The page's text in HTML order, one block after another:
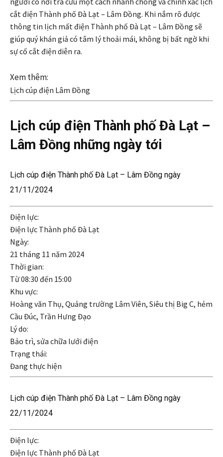
cắt điện Thành phố Đà Lạt – Lâm Đồng. Khi nắm rõ được
thông tin lịch mất điện Thành phố Đà Lạt – Lâm Đồng sẽ
giúp quý khán giả có tâm lý thoải mái, không bị bất ngờ khi
sự cố cắt điện diễn ra.
Xem thêm:
Lịch cúp điện Lâm Đồng
Lịch cúp điện Thành phố Đà Lạt –
Lâm Đồng những ngày tới
Lịch cúp điện Thành phố Đà Lạt – Lâm Đồng ngày
21/11/2024
Điện lực:
Điện lực Thành phố Đà Lạt
Ngày:
21 tháng 11 năm 2024
Thời gian:
Từ08:30 đến 15:00
Khu vực:
Hoàng văn Thụ, Quảng trường Lâm Viên, Siêu thị Big C, hẻm
Cầu Đúc, Trần Hưng Đạo
Lý do:
Bảo trì, sửa chữa lưới điện
Trạng thái:
Đang thực hiện
Lịch cúp điện Thành phố Đà Lạt – Lâm Đồng ngày
22/11/2024
Điện lực:
Điện lực Thành phố Đà Lạt